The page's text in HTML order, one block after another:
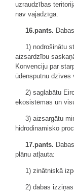
uzraudzības
nav vajadzīga.
16.pants.
1) nodrošinātu
aizsardzību
Konvenciju par
ūdensputnu dzīves
2) saglabātu
ekosistēmas un
3) aizsargātu
hidrodinamisko
17.pants.
plānu atļauta:
1) zinātniskā
2) dabas